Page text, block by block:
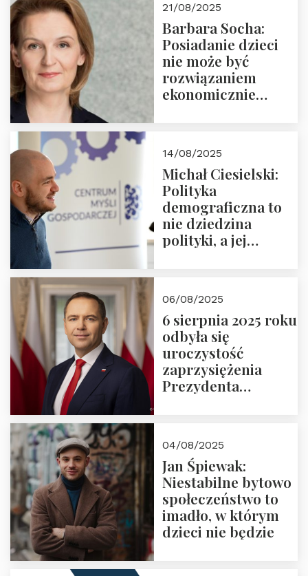
Nowego
Ćwierćwiecza”
21/08/2025
Barbara Socha:
Posiadanie dzieci
nie może być
rozwiązaniem
ekonomicznie
14/08/2025
Michał Ciesielski:
Polityka
demograficzna to
nie dziedzina
polityki, a jej
06/08/2025
6 sierpnia 2025 roku
odbyła się
uroczystość
zaprzysiężenia
Prezydenta
Nawrockiego
04/08/2025
Jan Śpiewak:
Niestabilne bytowo
społeczeństwo to
imadło, w którym
dzieci nie będzie